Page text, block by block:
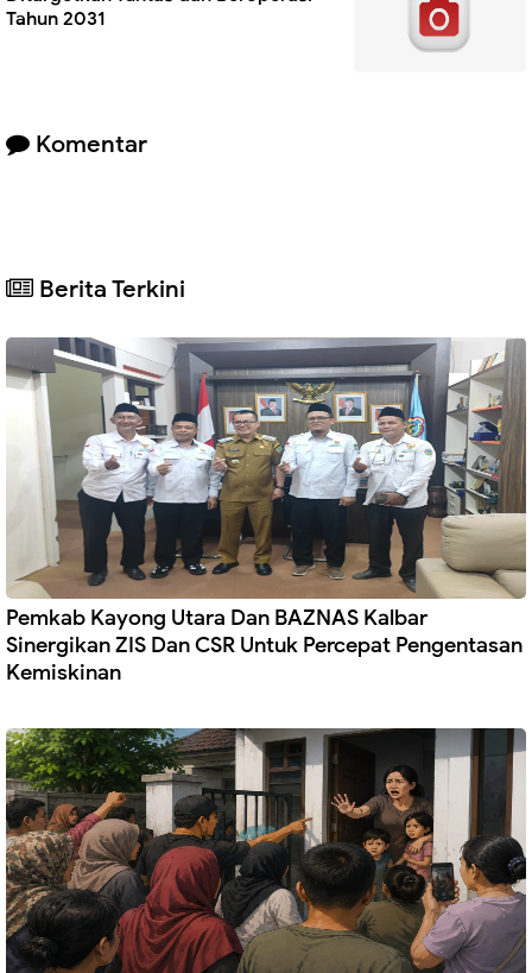
Tahun 2031
Komentar
Berita Terkini
Pemkab Kayong Utara Dan BAZNAS Kalbar
Sinergikan ZIS Dan CSR Untuk Percepat Pengentasan
Kemiskinan